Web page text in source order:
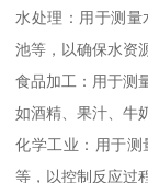
水处理：用于测量
池等，以确保水资
食品加工：用于测
如酒精、果汁、牛
化学工业：用于测
等，以控制反应过